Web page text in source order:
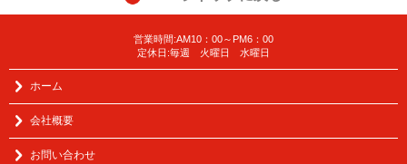
営業時間:AM10：00～PM6：00
定休日:毎週 火曜日 水曜日
ホーム
会社概要
お問い合わせ